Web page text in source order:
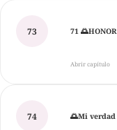
73 71 🌅HONOR
Abrir capítulo
74 🌅Mi verdad